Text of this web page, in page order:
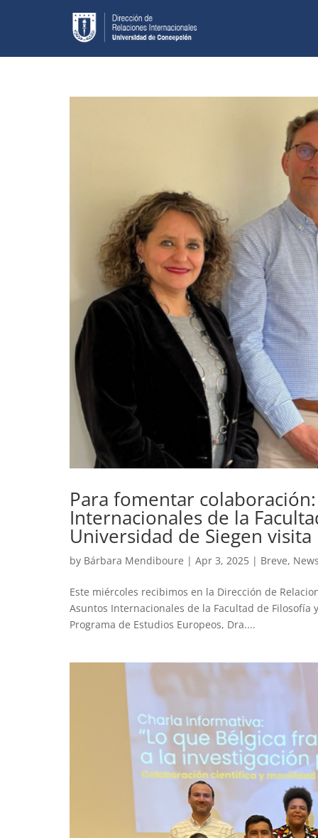
Para fomentar
Internacionales de la
Universidad de Siegen visita
by Bárbara Mendiboure | Apr 3, 2025 | Breve,
Este miércoles recibimos en la Dirección de
Asuntos Internacionales de la Facultad de
Programa de Estudios Europeos, Dra....